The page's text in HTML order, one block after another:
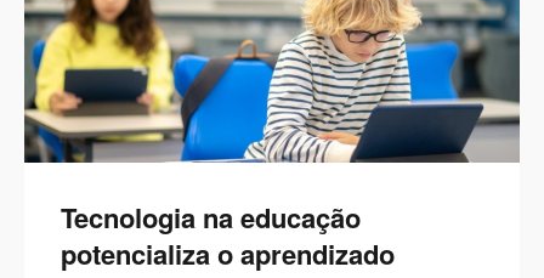
Tecnologia na educação
potencializa o aprendizado